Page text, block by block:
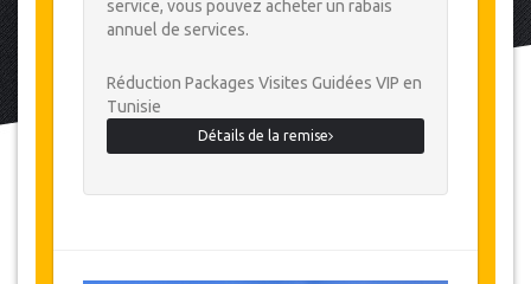
service, vous pouvez acheter un rabais
annuel de services.
Réduction Packages Visites Guidées VIP en
Tunisie
Détails de la remise